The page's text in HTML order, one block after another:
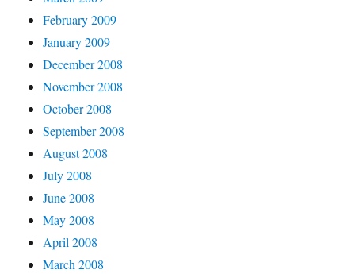
February 2009
January 2009
December 2008
November 2008
October 2008
September 2008
August 2008
July 2008
June 2008
May 2008
April 2008
March 2008